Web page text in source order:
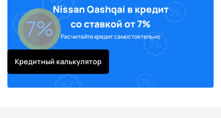
Регулировка руля по высоте
Система «старт-стоп»
Система выбора режима движения
Система доступа без ключа
Электропривод зеркал
Электростеклоподъемники задние
7%
Nissan Qashqai в кредит
со ставкой от 7%
Расчитайте кредит самостоятельно
Кредитный калькулятор